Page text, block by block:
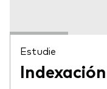
Estudie
Indexación